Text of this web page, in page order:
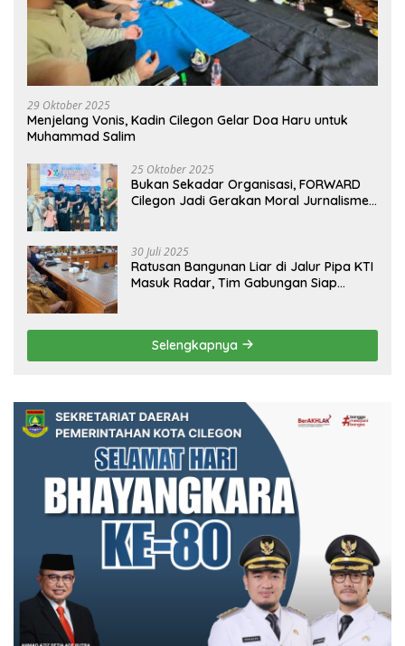
29 Oktober 2025
Menjelang Vonis, Kadin Cilegon Gelar Doa Haru untuk
Muhammad Salim
25 Oktober 2025
Bukan Sekadar Organisasi, FORWARD
Cilegon Jadi Gerakan Moral Jurnalisme
30 Juli 2025
Ratusan Bangunan Liar di Jalur Pipa KTI
Masuk Radar, Tim Gabungan Siap
Selengkapnya